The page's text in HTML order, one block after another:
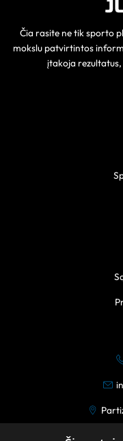
Čia rasite ne tik sporto
mokslu patvirtintos
įtakoja